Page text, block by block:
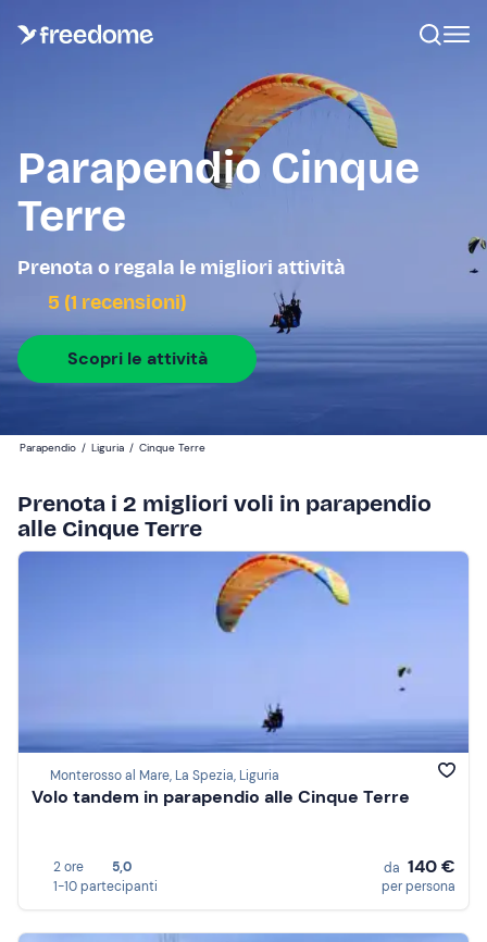
Parapendio Cinque
Terre
Prenota o regala le migliori attività
5 (1 recensioni)
Scopri le attività
Parapendio / Liguria / Cinque Terre
Prenota i 2 migliori voli in parapendio
alle Cinque Terre
Monterosso al Mare, La Spezia, Liguria
Volo tandem in parapendio alle Cinque Terre
2 ore
5,0
1-10 partecipanti
da 140 €
per persona